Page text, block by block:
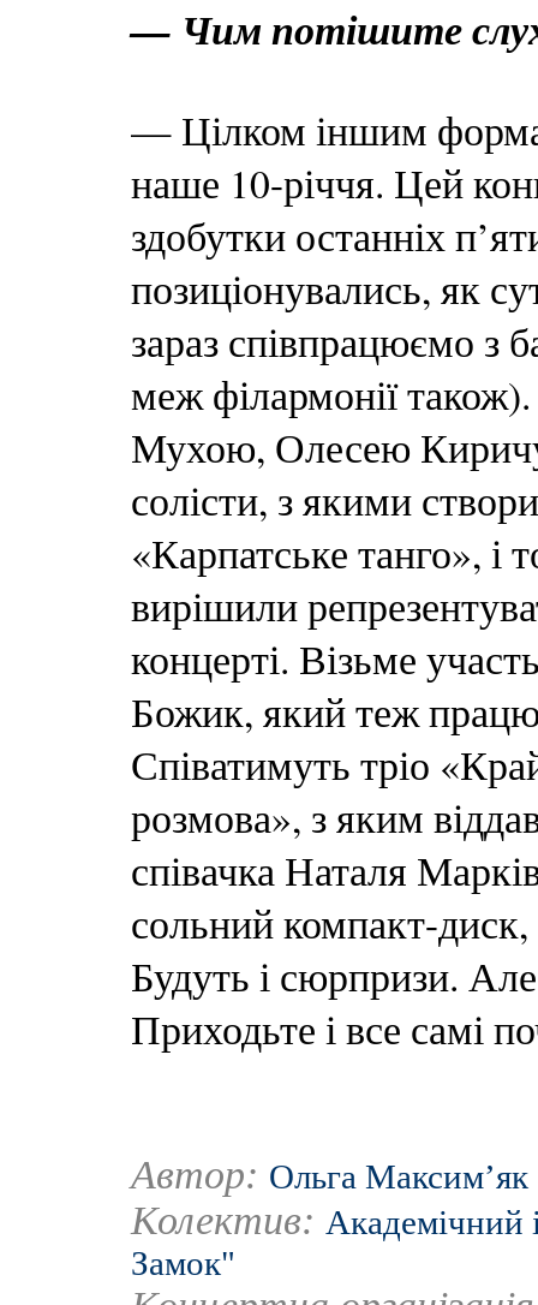
— Чим потішите
— Цілком іншим
наше 10-річчя. Цей
здобутки останніх
позиціонувались, як
зараз співпрацюємо з
меж філармонії
Мухою, Олесею
солісти, з якими
«Карпатське танго»,
вирішили
концерті. Візьме
Божик, який теж
Співатимуть тріо
розмова», з яким
співачка Наталя
сольний компакт-
Будуть і сюрпризи.
Приходьте і все самі
Автор: Ольга Максим’як
Колектив: Академічний
Замок"